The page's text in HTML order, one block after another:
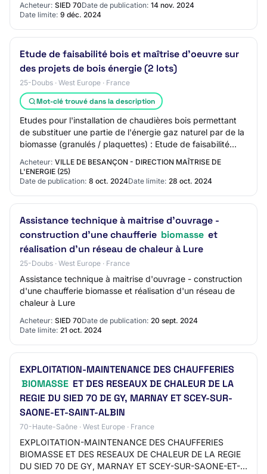
Acheteur: SIED 70Date de publication: 14 nov. 2024
Date limite: 9 déc. 2024
Etude de faisabilité bois et maîtrise d'oeuvre sur
des projets de bois énergie (2 lots)
25-Doubs · West Europe · France
Mot-clé trouvé dans la description
Etudes pour l'installation de chaudières bois permettant
de substituer une partie de l'énergie gaz naturel par de la
biomasse (granulés / plaquettes) : Etude de faisabilité
Acheteur: VILLE DE BESANÇON - DIRECTION MAÎTRISE DE
L'ENERGIE (25)
Date de publication: 8 oct. 2024Date limite: 28 oct. 2024
Assistance technique à maitrise d'ouvrage -
construction d'une chaufferie biomasse et
réalisation d'un réseau de chaleur à Lure
25-Doubs · West Europe · France
Assistance technique à maitrise d'ouvrage - construction
d'une chaufferie biomasse et réalisation d'un réseau de
chaleur à Lure
Acheteur: SIED 70Date de publication: 20 sept. 2024
Date limite: 21 oct. 2024
EXPLOITATION-MAINTENANCE DES CHAUFFERIES
BIOMASSE ET DES RESEAUX DE CHALEUR DE LA
REGIE DU SIED 70 DE GY, MARNAY ET SCEY-SUR-
SAONE-ET-SAINT-ALBIN
70-Haute-Saône · West Europe · France
EXPLOITATION-MAINTENANCE DES CHAUFFERIES
BIOMASSE ET DES RESEAUX DE CHALEUR DE LA REGIE
DU SIED 70 DE GY, MARNAY ET SCEY-SUR-SAONE-ET-